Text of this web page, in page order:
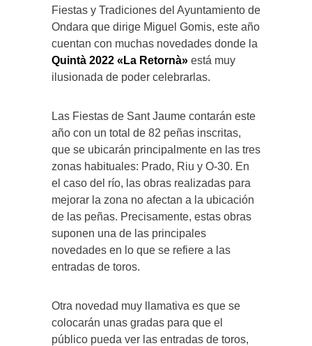
Fiestas y Tradiciones del Ayuntamiento de
Ondara que dirige Miguel Gomis, este año
cuentan con muchas novedades donde la
Quintà 2022 «La Retornà» está muy
ilusionada de poder celebrarlas.
Las Fiestas de Sant Jaume contarán este
año con un total de 82 peñas inscritas,
que se ubicarán principalmente en las tres
zonas habituales: Prado, Riu y O-30. En
el caso del río, las obras realizadas para
mejorar la zona no afectan a la ubicación
de las peñas. Precisamente, estas obras
suponen una de las principales
novedades en lo que se refiere a las
entradas de toros.
Otra novedad muy llamativa es que se
colocarán unas gradas para que el
público pueda ver las entradas de toros,